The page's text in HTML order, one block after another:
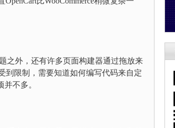
之外，还有许多页面构建器通过拖放来
到限制，需要知道如何编写代码来自定
不多。